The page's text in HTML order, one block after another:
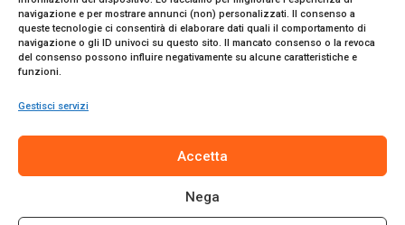
navigazione e per mostrare annunci (non) personalizzati. Il consenso a
queste tecnologie ci consentirà di elaborare dati quali il comportamento di
navigazione o gli ID univoci su questo sito. Il mancato consenso o la revoca
del consenso possono influire negativamente su alcune caratteristiche e
funzioni.
Gestisci servizi
Accetta
Nega
Tribunale di Siracusa. Direttore responsabile Gianni Catania.
© 2024 Promo Italia S.r.l. Tutti i diritti riservati. | Sito web
realizzato daWeb-Arte.it